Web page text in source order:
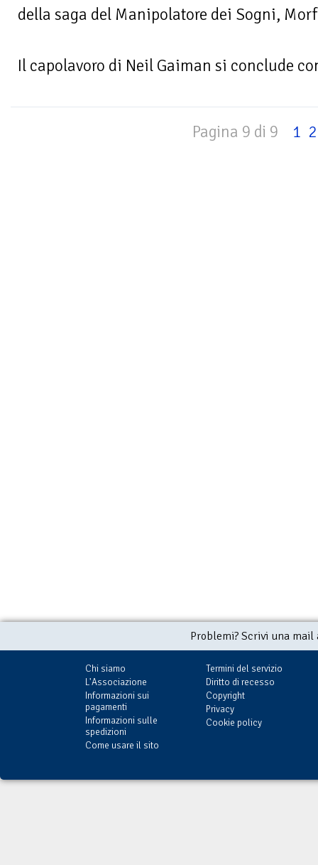
della saga del Manipolatore dei Sogni,
Il capolavoro di Neil Gaiman si conclude
Pagina 9 di 9 1 2
Problemi? Scrivi una
Chi siamo
L'Associazione
Informazioni sui
pagamenti
Informazioni sulle
spedizioni
Come usare il sito
Termini del servizio
Diritto di recesso
Copyright
Privacy
Cookie policy